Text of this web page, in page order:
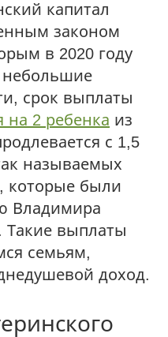
капитал
законом
в 2020 году
небольшие
срок выплаты
на 2 ребенка из
с 1,5
называемых
которые были
Владимира
Такие выплаты
семьям,
доход.